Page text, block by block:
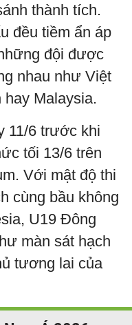
thành tích.
đều tiềm ẩn áp
đội được
nhau như Việt
hay Malaysia.
11/6 trước khi
tối 13/6 trên
Với mật độ thi
cùng bầu không
U19 Đông
màn sát hạch
tương lai của